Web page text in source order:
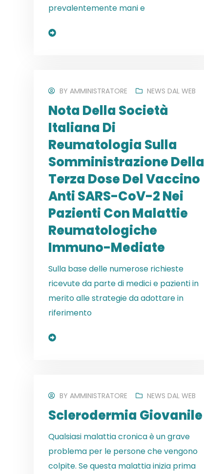
prevalentemente mani e
BY AMMINISTRATORE NEWS DAL WEB
Nota Della Società
Italiana Di
Reumatologia Sulla
Somministrazione Della
Terza Dose Del Vaccino
Anti SARS-CoV-2 Nei
Pazienti Con Malattie
Reumatologiche
Immuno-Mediate
Sulla base delle numerose richieste
ricevute da parte di medici e pazienti in
merito alle strategie da adottare in
riferimento
BY AMMINISTRATORE NEWS DAL WEB
Sclerodermia Giovanile
Qualsiasi malattia cronica è un grave
problema per le persone che vengono
colpite. Se questa malattia inizia prima